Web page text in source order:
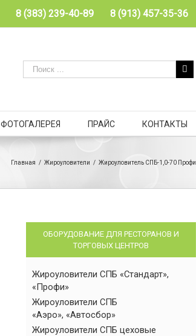
8 (383) 239-40-89 8 (913) 457-35-36
ФОТОГАЛЕРЕЯ ПРАЙС КОНТАКТЫ
Главная / Жироуловители / Жироуловитель СПБ-1,0-70 Профи
ОБОРУДОВАНИЕ ДЛЯ РЕСТОРАНОВ И
ТОРГОВЫХ ЦЕНТРОВ
Жироуловители СПБ «Стандарт»,
«Профи»
Жироуловители СПБ
«Аэро», «Автосбор»
Жироуловители СПБ цеховые